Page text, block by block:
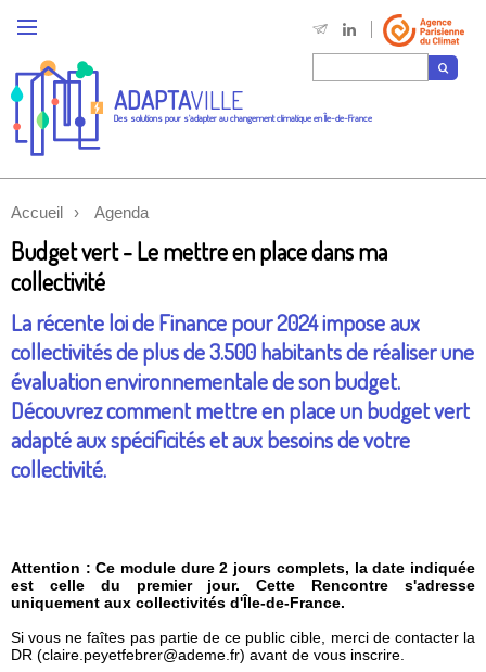
ADAPTAVILLE
Des solutions pour s'adapter au changement climatique en Île-de-France
Accueil Agenda
Budget vert - Le mettre en place dans ma
collectivité
La récente loi de Finance pour 2024 impose aux
collectivités de plus de 3.500 habitants de réaliser une
évaluation environnementale de son budget.
Découvrez comment mettre en place un budget vert
adapté aux spécificités et aux besoins de votre
collectivité.
Attention : Ce module dure 2 jours complets, la date indiquée
est celle du premier jour. Cette Rencontre s'adresse
uniquement aux collectivités d'Île-de-France.
Si vous ne faîtes pas partie de ce public cible, merci de contacter la
DR (claire.peyetfebrer@ademe.fr) avant de vous inscrire.